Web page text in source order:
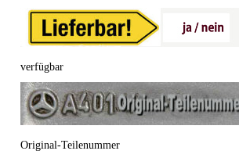
verfügbar
Original-Teilenummer